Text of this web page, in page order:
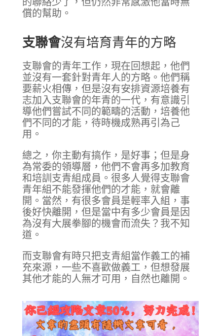
償的幫助。
支聯會沒有培育青年的方略
支聯會的青年工作，現在回想起，他們
並沒有一套針對青年人的方略。他們稱
要薪火相傳，但是沒有安排資源培養有
志加入支聯會的年青的一代，有意識引
導他們嘗試不同的範疇的活動，培養他
們不同的才能，待時機成熟再引為己
用。
總之，你主動有搞作，是好事；但是身
為常委的領導層，他們不會再多加教育
和培訓支青組成員。很多人覺得支聯會
青年組不能發揮他們的才能，就會離
開。當然，有很多會員是輕率入組，事
後好快離開，但是當中有多少會員是因
為沒有大展拳腳的機會而流失？我不知
道。
而支聯會有時只把支青組當作義工的補
充來源，一些不喜歡做義工，但想發展
其他才能的人無才可用，自然也離開。